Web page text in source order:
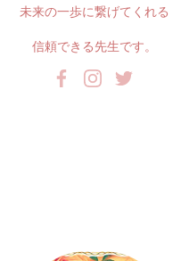
未来の一歩に繋げてくれる
信頼できる先生です。